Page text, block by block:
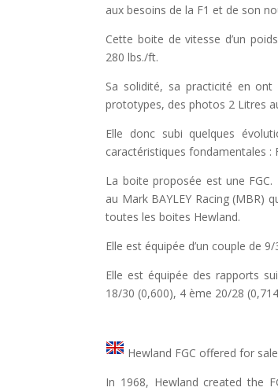
aux besoins de la F1 et de son
Cette boite de vitesse d’un
280 lbs./ft.
Sa solidité, sa practicité en
prototypes, des photos 2 Litres
Elle donc subi quelques
caractéristiques fondamentales :
La boite proposée est une
au Mark BAYLEY Racing (MBR)
toutes les boites Hewland.
Elle est équipée d’un couple de
Elle est équipée des rapports
18/30 (0,600), 4 ème 20/28
Hewland FGC offered for
In 1968, Hewland created the